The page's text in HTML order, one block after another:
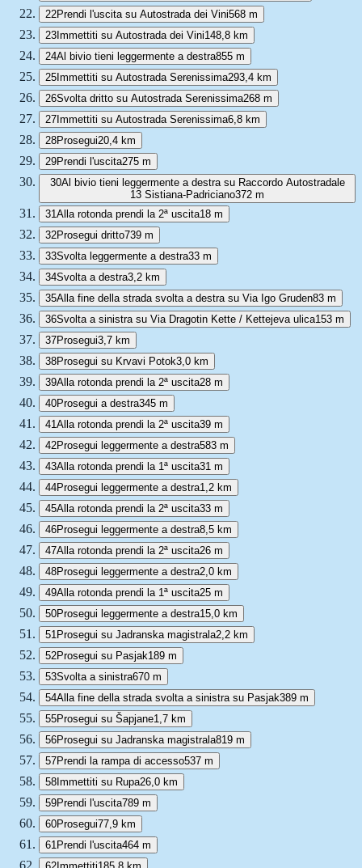
22Prendi l'uscita su Autostrada dei Vini568 m
23Immettiti su Autostrada dei Vini148,8 km
24Al bivio tieni leggermente a destra855 m
25Immettiti su Autostrada Serenissima293,4 km
26Svolta dritto su Autostrada Serenissima268 m
27Immettiti su Autostrada Serenissima6,8 km
28Prosegui20,4 km
29Prendi l'uscita275 m
30Al bivio tieni leggermente a destra su Raccordo Autostradale
13 Sistiana-Padriciano372 m
31Alla rotonda prendi la 2ª uscita18 m
32Prosegui dritto739 m
33Svolta leggermente a destra33 m
34Svolta a destra3,2 km
35Alla fine della strada svolta a destra su Via Igo Gruden83 m
36Svolta a sinistra su Via Dragotin Kette / Kettejeva ulica153 m
37Prosegui3,7 km
38Prosegui su Krvavi Potok3,0 km
39Alla rotonda prendi la 2ª uscita28 m
40Prosegui a destra345 m
41Alla rotonda prendi la 2ª uscita39 m
42Prosegui leggermente a destra583 m
43Alla rotonda prendi la 1ª uscita31 m
44Prosegui leggermente a destra1,2 km
45Alla rotonda prendi la 2ª uscita33 m
46Prosegui leggermente a destra8,5 km
47Alla rotonda prendi la 2ª uscita26 m
48Prosegui leggermente a destra2,0 km
49Alla rotonda prendi la 1ª uscita25 m
50Prosegui leggermente a destra15,0 km
51 Prosegui su Jadranska magistrala2,2 km
52Prosegui su Pasjak189 m
53Svolta a sinistra670 m
54Alla fine della strada svolta a sinistra su Pasjak389 m
55Prosegui su Šapjane1,7 km
56Prosegui su Jadranska magistrala819 m
57Prendi la rampa di accesso537 m
58Immettiti su Rupa26,0 km
59Prendi l'uscita789 m
60Prosegui77,9 km
61 Prendi l'uscita464 m